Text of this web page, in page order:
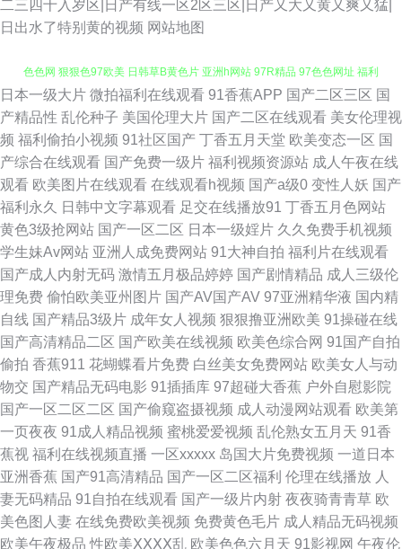
二三四十入岁区|日产有线一区2区三区|日产又大又黄又爽又猛|
日出水了特别黄的视频 网站地图
韩日撸在线视频 久草精品视频 成人a高清免费版 国产精品97 91网站PH 韩日
色色网 狠狠色97欧美 日韩草B黄色片 亚洲h网站 97R精品 97色色网址 福利
视频导航网站 久久成人伊人 日韩欧美爱爱 97在线免费视频 东京热床豆 久草
视频资源网 后入黑丝高跟美女 久久伊人久久 蜜桃社福利社 人妻玖玖 黑丝足
交后入 欧美性福利一区 在线老性爱乱 超碰大青青97 国内精品夜夜操 色色五
月天社区 国产精品黑丝传媒 欧美日韩国产人人 91超碰青青 免费看黄色片子
亚洲操片免费看 欧美成人99密芽 欧美精品偷拍 精品69麻豆 高清av资源 97
网址97 欧美中文日韩 老司机色网导航 天堂资源av 伊人久久国产精品 肏屄片
区 91视频首页入口 伊人五月大香蕉 在线观看成人网站 国产精品日逼 豆花网
页入口 韩日一区二区三区 欧美人与兽另类 天堂福利社 亚洲操逼图片网 五月
日本一级大片 微拍福利在线观看 91香蕉APP 国产二区三区 国
产精品性 乱伦种子 美国伦理大片 国产二区在线观看 美女伦理视
频 福利偷拍小视频 91社区国产 丁香五月天堂 欧美变态一区 国
产综合在线观看 国产免费一级片 福利视频资源站 成人午夜在线
观看 欧美图片在线观看 在线观看h视频 国产a级0 变性人妖 国产
福利永久
日韩中文字幕观看 足交在线播放91 丁香五月色网站
黄色3级抢网站 国产一区二区 日本一级婬片 久久免费手机视频
学生妹Av网站 亚洲人成免费网站 91大神自拍 福利片在线观看
国产成人内射无码 激情五月极品婷婷 国产剧情精品 成人三级伦
理免费 偷怕欧美亚州图片 国产AV国产AV 97亚洲精华液 国内精
自线 国产精品3级片 成年女人视频 狠狠撸亚洲欧美 91操碰在线
国产高清精品二区 国产欧美在线视频 欧美色综合网 91国产自拍
偷拍 香蕉911 花蝴蝶看片免费 白丝美女免费网站 欧美女人与动
物交 国产精品无码电影 91插插库 97超碰大香蕉 户外自慰影院
国产一区二区二区 国产偷窥盗摄视频 成人动漫网站观看 欧美第
一页夜夜 91成人精品视频 蜜桃爱爱视频 乱伦熟女五月天 91香
蕉视 福利在线视频直播 一区xxxxx 岛国大片免费视频 一道日本
亚洲香蕉 国产91高清精品 国产一区二区福利 伦理在线播放 人
妻无码精品 91自拍在线观看 国产一级片内射 夜夜骑青青草 欧
美色图人妻 在线免费欧美视频 免费黄色毛片 成人精品无码视频
欧美午夜极品 性欧美ⅩⅩⅩⅩ乱 欧美色色六月天 91影视网 午夜伦